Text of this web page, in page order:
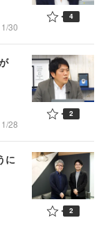
30
4
28
2
に
2